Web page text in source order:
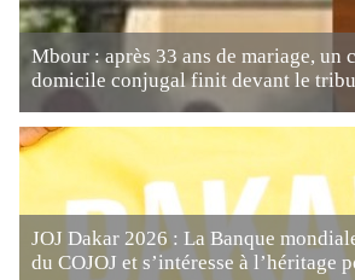
Mbour : après 33 ans de mariage, un
domicile conjugal finit devant le
JOJ Dakar 2026 : La Banque
du COJOJ et s’intéresse à l’héritage